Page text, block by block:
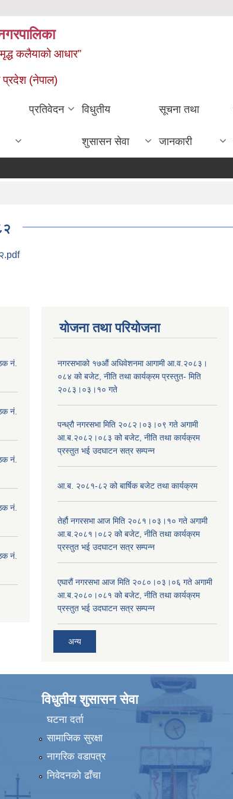
कलैयाको आधार”
प्रदेश (नेपाल)
प्रतिवेदन विधुतीय
शुसासन सेवा
सूचना तथा
जानकारी
नं.
नं.
नं.
नं.
नं.
योजना तथा परियोजना
नगरसभाको १७औं अधिवेशनमा आगामी आ.व.२०८३।
०८४ को बजेट, नीति तथा कार्यक्रम प्रस्तुत- मिति
२०८३।०३।१० गते
पन्ध्रौ नगरसभा मिति २०८२।०३।०९ गते अगामी
आ.ब.२०८२।०८३ को बजेट, नीति तथा कार्यक्रम
प्रस्तुत भई उदघाटन सत्र सम्पन्न
आ.ब. २०८१-८२ को बार्षिक बजेट तथा कार्यक्रम
तेर्हौ नगरसभा आज मिति २०८१।०३।१० गते अगामी
आ.ब.२०८१।०८२ को बजेट, नीति तथा कार्यक्रम
प्रस्तुत भई उदघाटन सत्र सम्पन्न
एघारौं नगरसभा आज मिति २०८०।०३।०६ गते अगामी
आ.ब.२०८०।०८१ को बजेट, नीति तथा कार्यक्रम
प्रस्तुत भई उदघाटन सत्र सम्पन्न
अन्य
विधुतीय शुसासन सेवा
घटना दर्ता
सामाजिक सुरक्षा
नागरिक वडापत्र
निवेदनको ढाँचा